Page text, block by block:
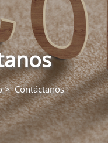
>Contáctanos